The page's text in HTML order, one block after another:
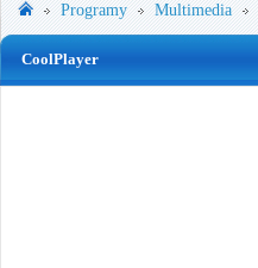
Programy Multimedia
CoolPlayer